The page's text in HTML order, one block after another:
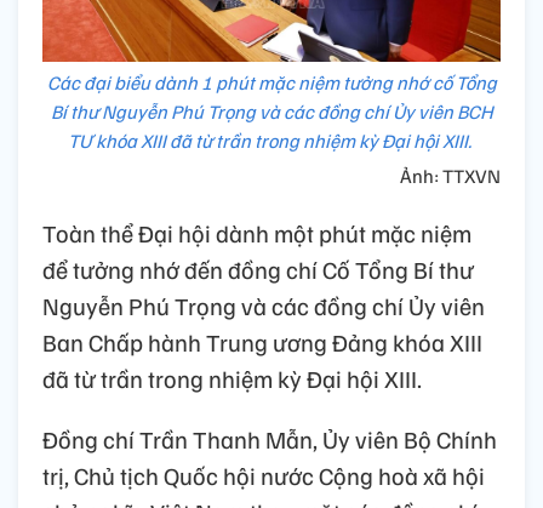
Các đại biểu dành 1 phút mặc niệm tưởng nhớ cố Tổng
Bí thư Nguyễn Phú Trọng và các đồng chí Ủy viên BCH
TƯ khóa XIII đã từ trần trong nhiệm kỳ Đại hội XIII.
Ảnh: TTXVN
Toàn thể Đại hội dành một phút mặc niệm
để tưởng nhớ đến đồng chí Cố Tổng Bí thư
Nguyễn Phú Trọng và các đồng chí Ủy viên
Ban Chấp hành Trung ương Đảng khóa XIII
đã từ trần trong nhiệm kỳ Đại hội XIII.
Đồng chí Trần Thanh Mẫn, Ủy viên Bộ Chính
trị, Chủ tịch Quốc hội nước Cộng hoà xã hội